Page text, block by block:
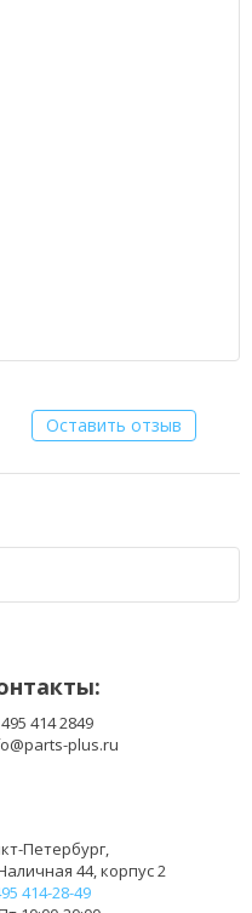
Оставить отзыв
414 2849
plus.ru
Петербург,
44, корпус 2
414-28-49